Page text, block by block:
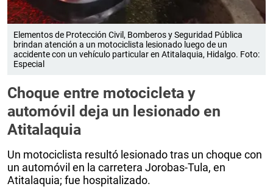
Elementos de Protección Civil, Bomberos y Seguridad Pública
brindan atención a un motociclista lesionado luego de un
accidente con un vehículo particular en Atitalaquia, Hidalgo. Foto:
Especial
Choque entre motocicleta y
automóvil deja un lesionado en
Atitalaquia
Un motociclista resultó lesionado tras un choque con
un automóvil en la carretera Jorobas-Tula, en
Atitalaquia; fue hospitalizado.